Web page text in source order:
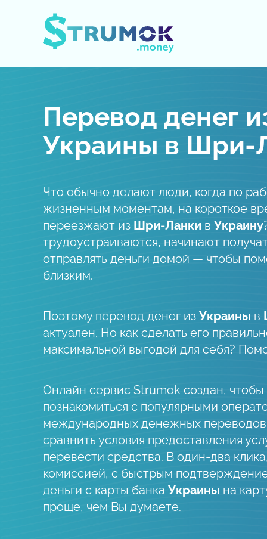
Перевод денег
Украины в Шри-
Что обычно делают люди, когда по
жизненным моментам, на короткое
переезжают из Шри-Ланки в Украину
трудоустраиваются, начинают
отправлять деньги домой — чтобы
близким.
Поэтому перевод денег из Украины в
актуален. Но как сделать его
максимальной выгодой для себя?
Онлайн сервис Strumok создан,
познакомиться с популярными
международных денежных
сравнить условия предоставления
перевести средства. В один-два
комиссией, с быстрым
деньги c карты банка Украины на
проще, чем Вы думаете.